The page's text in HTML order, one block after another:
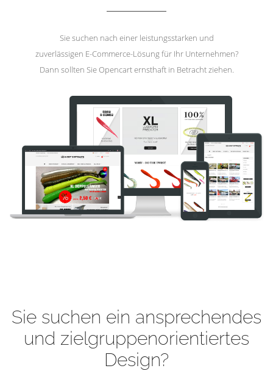
Sie suchen nach einer leistungsstarken und
zuverlässigen E-Commerce-Lösung für Ihr Unternehmen?
Dann sollten Sie Opencart ernsthaft in Betracht ziehen.
Sie suchen ein ansprechendes
und zielgruppenorientiertes
Design?